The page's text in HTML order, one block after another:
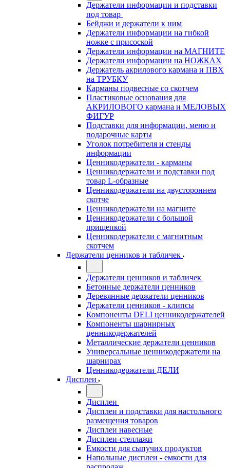
Держатели информации и подставки
под товар
Бейджи и держатели к ним
Держатели информации на гибкой
ножке с присоской
Держатели информации на МАГНИТЕ
Держатели информации на НОЖКАХ
Держатель акрилового кармана и ПВХ
на ТРУБКУ
Карманы подвесные со скотчем
Пластиковые основания для
АКРИЛОВОГО кармана и МЕЛОВЫХ
ФИГУР
Подставки для информации, меню и
подарочные карты
Уголок потребителя и стенды
информации
Ценникодержатели - карманы
Ценникодержатели и подставки под
товар L-образные
Ценникодержатели на двустороннем
скотче
Ценникодержатели на магните
Ценникодержатели с большой
прищепкой
Ценникодержатели с магнитным
скотчем
Держатели ценников и табличек
Держатели ценников и табличек
Бетонные держатели ценников
Деревянные держатели ценников
Держатели ценников - клипсы
Компоненты DELI ценникодержателей
Компоненты шарнирных
ценникодержателей
Металлические держатели ценников
Универсальные ценникодержатели на
шарнирах
Ценникодержатели ДЕЛИ
Дисплеи
Дисплеи
Дисплеи и подставки для настольного
размещения товаров
Дисплеи навесные
Дисплеи-стеллажи
Емкости для сыпучих продуктов
Напольные дисплеи - емкости для